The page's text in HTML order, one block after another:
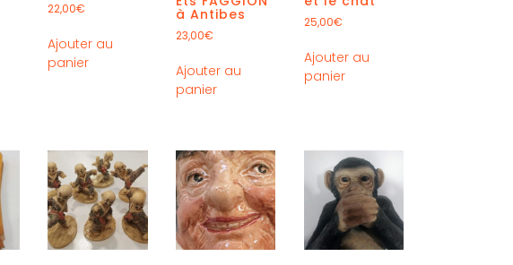
22,00€
Ajouter au
panier
à Antibes
23,00€
Ajouter au
panier
25,00€
Ajouter au
panier